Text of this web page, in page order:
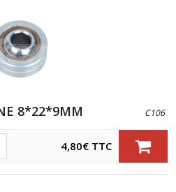
8*22*9MM C106
4,80€ TTC